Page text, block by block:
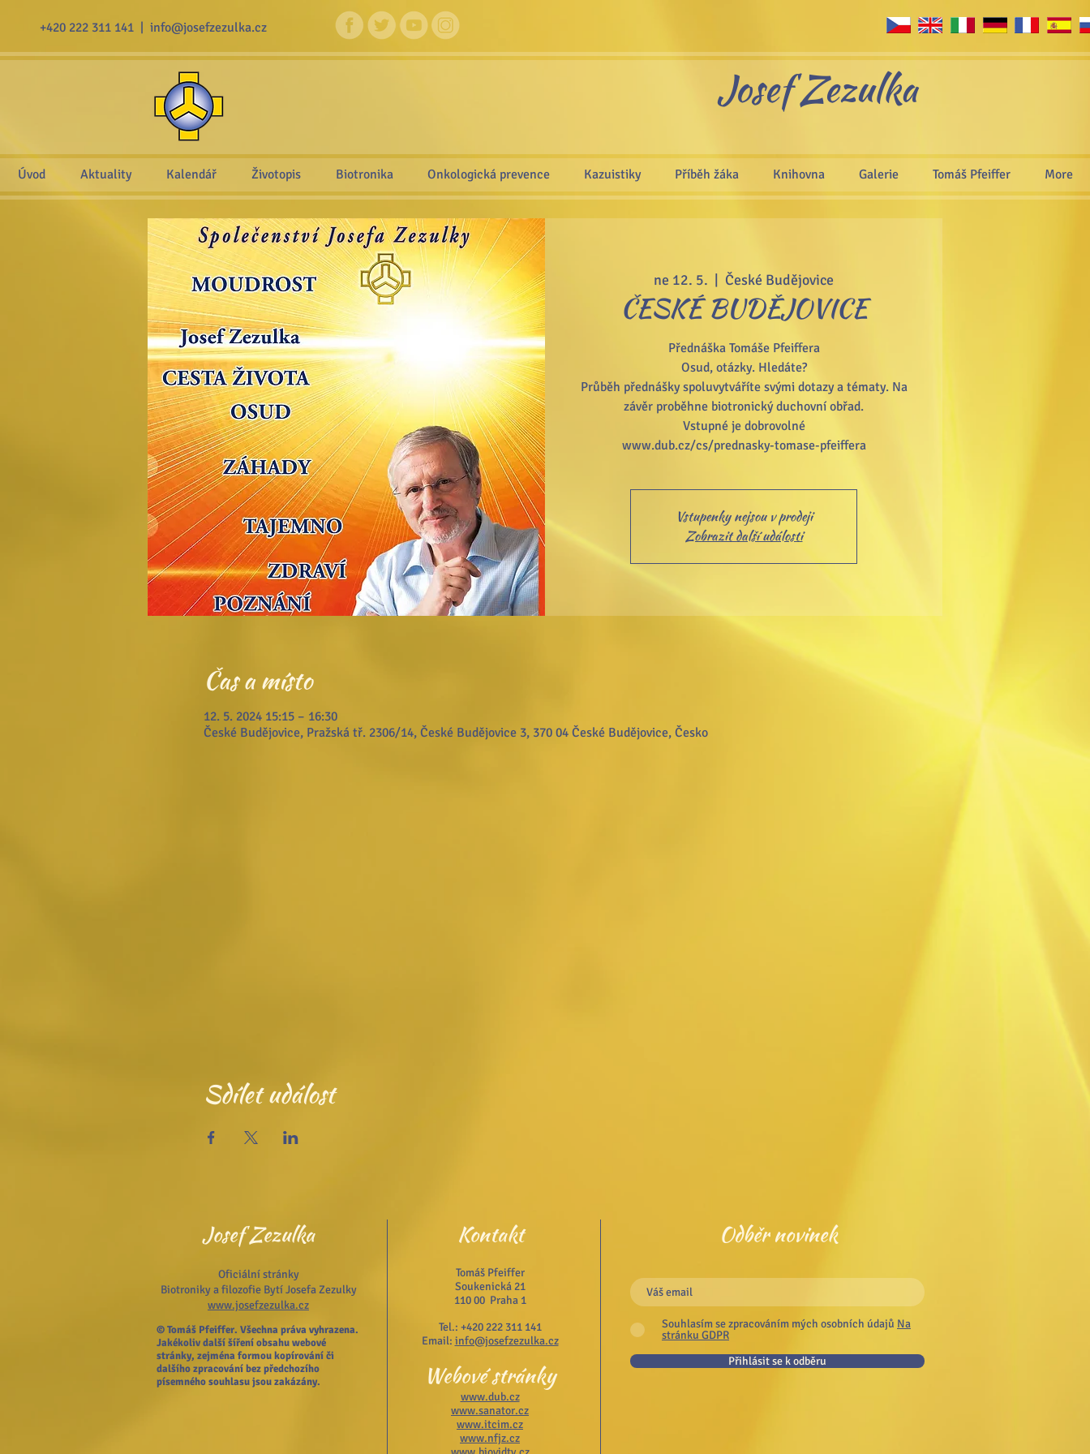
+420 222 311 141 | info@josefzezulka.cz
Josef Zezulka
ne 12. 5.
  |
České Budějovice
ČESKÉ BUDĚJOVICE
Přednáška Tomáše Pfeiffera
Osud, otázky. Hledáte?
Průběh přednášky spoluvytváříte svými dotazy a tématy. Na
závěr proběhne biotronický duchovní obřad.
Vstupné je dobrovolné
www.dub.cz/cs/prednasky-tomase-pfeiffera
Vstupenky nejsou v prodeji
Zobrazit další události
Čas a místo
12. 5. 2024 15:15 – 16:30
České Budějovice, Pražská tř. 2306/14, České Budějovice 3, 370 04 České Budějovice, Česko
Sdílet událost
Úvod Aktuality Kalendář Životopis Biotronika Onkologická prevence Kazuistiky Příběh žáka Knihovna Galerie Tomáš Pfeiffer More
Josef Zezulka
Oficiální stránky
Biotroniky a filozofie Bytí Josefa Zezulky
www.josefzezulka.cz
© Tomáš Pfeiffer. Všechna práva vyhrazena.
Jakékoliv další šíření obsahu webové
stránky, zejména formou kopírování či
dalšího zpracování bez předchozího
písemného souhlasu jsou zakázány.
Kontakt
Tomáš Pfeiffer
Soukenická 21
110 00 Praha 1
Tel.: +420 222 311 141
Email: info@josefzezulka.cz
Webové stránky
www.dub.cz
www.sanator.cz
www.itcim.cz
www.nfjz.cz
Odběr novinek
Souhlasím se zpracováním mých osobních údajů Na
stránku GDPR
Přihlásit se k odběru